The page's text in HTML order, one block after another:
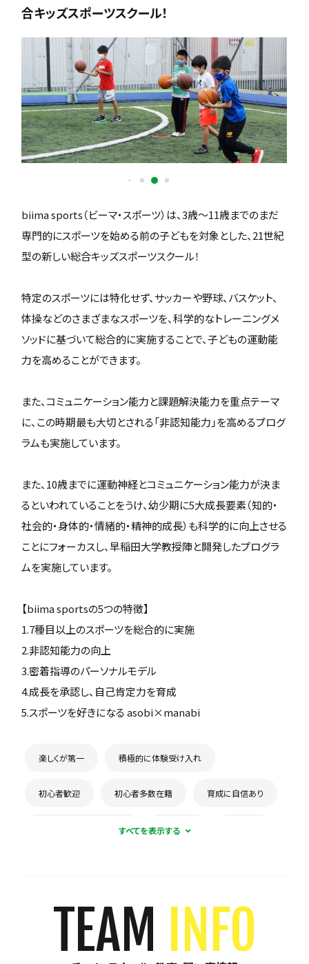
合キッズスポーツスクール！
biima sports（ビーマ・スポーツ）は、3歳〜11歳までのまだ
専門的にスポーツを始める前の子どもを対象とした、21世紀
型の新しい総合キッズスポーツスクール！
特定のスポーツには特化せず、サッカーや野球、バスケット、
体操などのさまざまなスポーツを、科学的なトレーニングメ
ソッドに基づいて総合的に実施することで、子どもの運動能
力を高めることができます。
また、コミュニケーション能力と課題解決能力を重点テーマ
に、この時期最も大切とされる「非認知能力」を高めるプログ
ラムも実施しています。
また、10歳までに運動神経とコミュニケーション能力が決ま
るといわれていることをうけ、幼少期に5大成長要素（知的・
社会的・身体的・情緒的・精神的成長）も科学的に向上させる
ことにフォーカスし、早稲田大学教授陣と開発したプログラ
ムを実施しています。
【biima sportsの5つの特徴】
1.7種目以上のスポーツを総合的に実施
2.非認知能力の向上
3.密着指導のパーソナルモデル
4.成長を承認し、自己肯定力を育成
5.スポーツを好きになる asobi×manabi
楽しくが第一 積極的に体験受け入れ
初心者歓迎 初心者多数在籍 育成に自信あり
コーチとの距離感が近い 少数精鋭
初回購入品あり 保護者の当番なし
TEAM INFO